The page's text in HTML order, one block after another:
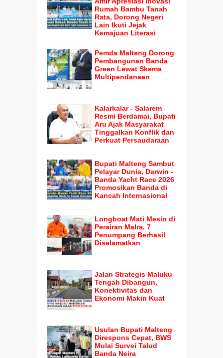
Rumah Bambu Tanah
Rata, Dorong Negeri
Lain Ikuti Jejak
Kemajuan Literasi
Pemda Malteng Dorong
Pembangunan Banda
Green Lewat Skema
Multipendanaan
Kalarkalar - Salarem
Resmi Berdamai, Bupati
Aru Ajak Masyarakat
Tinggalkan Konflik dan
Perkuat Persaudaraan
Bupati Malteng Sambut
Pelayar Dunia, Darwin -
Banda Yacht Race 2026
Promosikan Banda di
Kancah Internasional
Longboat Mati Mesin di
Perairan Malra, 7
Penumpang Berhasil
Diselamatkan
Jalan Strategis Maluku
Tengah Dibangun,
Konektivitas dan
Ekonomi Makin Kuat
Usulan Bupati Malteng
Direspons Cepat, BWS
Mulai Survei Talud
Banda Neira